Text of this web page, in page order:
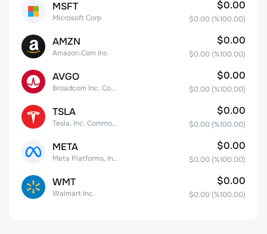
MSFT
Microsoft Corp
$0.00
$0.00 (%100.00)
AMZN
Amazon.Com Inc
$0.00
$0.00 (%100.00)
AVGO
Broadcom Inc. Common Stock
$0.00
$0.00 (%100.00)
TSLA
Tesla, Inc. Common Stock
$0.00
$0.00 (%100.00)
META
Meta Platforms, Inc. Class A Common Stock
$0.00
$0.00 (%100.00)
WMT
Walmart Inc.
$0.00
$0.00 (%100.00)